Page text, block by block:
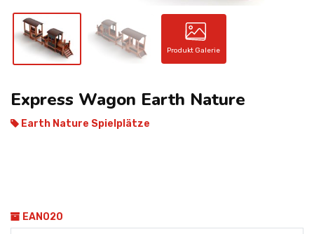
Produkt Galerie
Express Wagon Earth Nature
Earth Nature Spielplätze
EAN020